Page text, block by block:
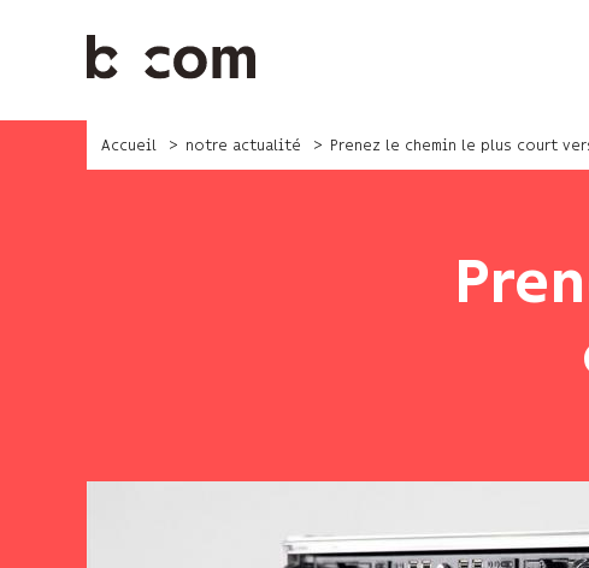
Accueil notre actualité Prenez le chemin le plus court